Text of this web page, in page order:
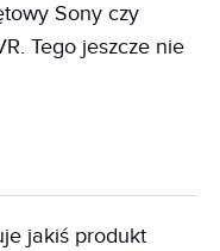
Sony czy
Tego jeszcze nie
jakiś produkt